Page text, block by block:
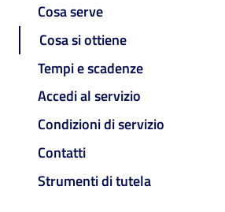
Cosa serve
Cosa si ottiene
Tempi e scadenze
Accedi al servizio
Condizioni di servizio
Contatti
Strumenti di tutela